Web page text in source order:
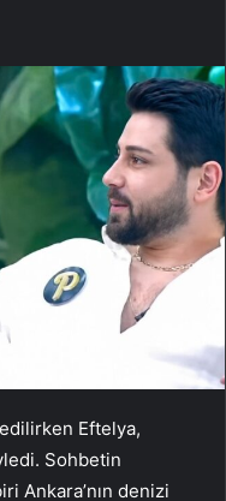
edilirken Eftelya,
Sohbetin
Ankara’nın denizi